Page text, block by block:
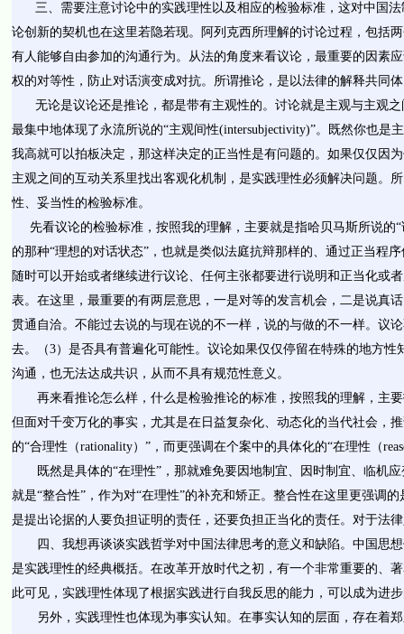
三、需要注意讨论中的实践理性以及相应的检验标准，这对中国
论创新的契机也在这里若隐若现。阿列克西所理解的讨论过程，包括
有人能够自由参加的沟通行为。从法的角度来看议论，最重要的因素
权的对等性，防止对话演变成对抗。所谓推论，是以法律的解释共同
无论是议论还是推论，都是带有主观性的。讨论就是主观与主观
最集中地体现了永流所说的“主观间性(intersubjectivity)”。既然你也是
我高就可以拍板决定，那这样决定的正当性是有问题的。如果仅仅因
主观之间的互动关系里找出客观化机制，是实践理性必须解决问题。
性、妥当性的检验标准。
先看议论的检验标准，按照我的理解，主要就是指哈贝马斯所说的
的那种“理想的对话状态”，也就是类似法庭抗辩那样的、通过正当程
随时可以开始或者继续进行议论、任何主张都要进行说明和正当化或
表。在这里，最重要的有两层意思，一是对等的发言机会，二是说真
贯通自洽。不能过去说的与现在说的不一样，说的与做的不一样。议
去。（3）是否具有普遍化可能性。议论如果仅仅停留在特殊的地方
沟通，也无法达成共识，从而不具有规范性意义。
再来看推论怎么样，什么是检验推论的标准，按照我的理解，主
但面对千变万化的事实，尤其是在日益复杂化、动态化的当代社会，
的“合理性（rationality）”，而更强调在个案中的具体化的“在理性（
既然是具体的“在理性”，那就难免要因地制宜、因时制宜、临机
就是“整合性”，作为对“在理性”的补充和矫正。整合性在这里更强调
是提出论据的人要负担证明的责任，还要负担正当化的责任。对于法
四、我想再谈谈实践哲学对中国法律思考的意义和缺陷。中国思
是实践理性的经典概括。在改革开放时代之初，有一个非常重要的、
此可见，实践理性体现了根据实践进行自我反思的能力，可以成为进
另外，实践理性也体现为事实认知。在事实认知的层面，存在着